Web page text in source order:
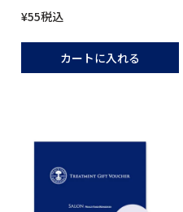
¥55税込
カートに入れる